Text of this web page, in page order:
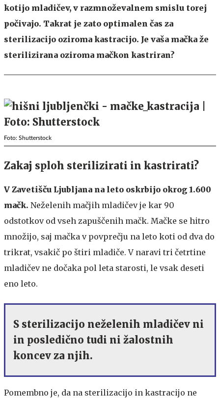
kotijo mladičev, v razmnoževalnem smislu torej
počivajo. Takrat je zato optimalen čas za
sterilizacijo oziroma kastracijo. Je vaša mačka že
sterilizirana oziroma mačkon kastriran?
Foto: Shutterstock
Zakaj sploh sterilizirati in kastrirati?
V Zavetišču Ljubljana na leto oskrbijo okrog 1.600
mačk. Neželenih mačjih mladičev je kar 90
odstotkov od vseh zapuščenih mačk. Mačke se hitro
množijo, saj mačka v povprečju na leto koti od dva do
trikrat, vsakič po štiri mladiče. V naravi tri četrtine
mladičev ne dočaka pol leta starosti, le vsak deseti
eno leto.
S sterilizacijo neželenih mladičev ni
in posledično tudi ni žalostnih
koncev za njih.
Pomembno je, da na sterilizacijo in kastracijo ne